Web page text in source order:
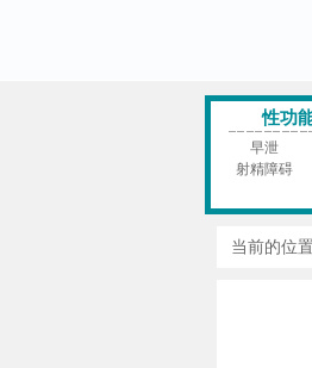
性功
早泄
射精障碍
当前的位置